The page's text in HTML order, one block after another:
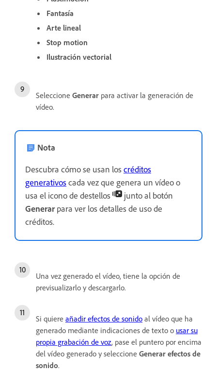
Fantasía
Arte lineal
Stop motion
Ilustración vectorial
Seleccione Generar para activar la generación de
vídeo.
Nota
Descubra cómo se usan loscréditos
generativoscada vez que genera un vídeo o
usa el icono de destellos
junto al botón
Generarpara ver los detalles de uso de
créditos.
Una vez generado el vídeo, tiene la opción de
previsualizarlo y descargarlo.
Si quiere añadir efectos de sonido al vídeo que ha
generado mediante indicaciones de texto o usar su
propia grabación de voz, pase el puntero por encima
del vídeo generado y seleccione Generar efectos de
sonido.